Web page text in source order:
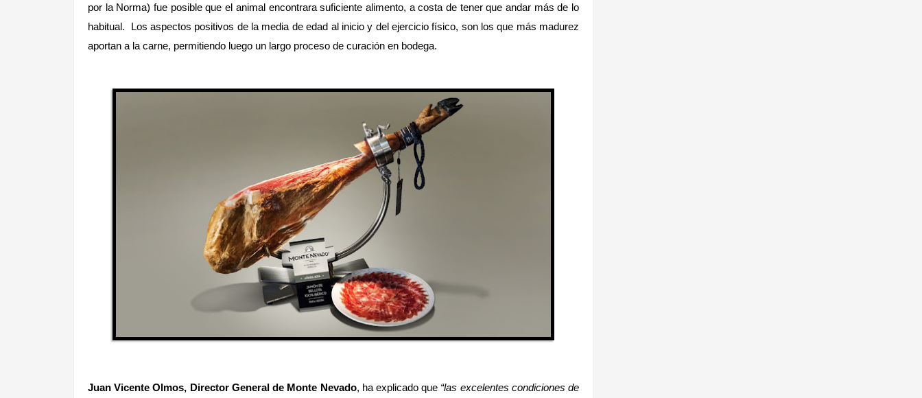
por la Norma) fue posible que el animal encontrara suficiente alimento, a costa de tener que andar más de lo
habitual. Los aspectos positivos de la media de edad al inicio y del ejercicio físico, son los que más madurez
aportan a la carne, permitiendo luego un largo proceso de curación en bodega.
Juan Vicente Olmos, Director General de Monte Nevado, ha explicado que “las excelentes condiciones de